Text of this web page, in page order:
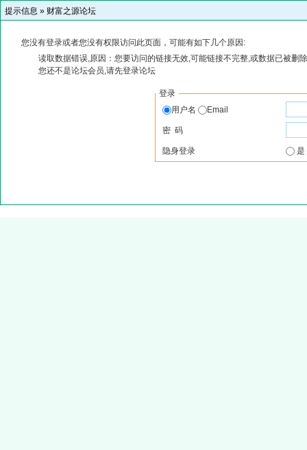
提示信息 » 财富之源论坛
您没有登录或者您没有权限访问此页面，可能有如下几个原因:
读取数据错误,原因：您要访问的链接无效,可能链接不完整,或数据已被删
您还不是论坛会员,请先登录论坛
登录
用户名
Email
密 码
隐身登录